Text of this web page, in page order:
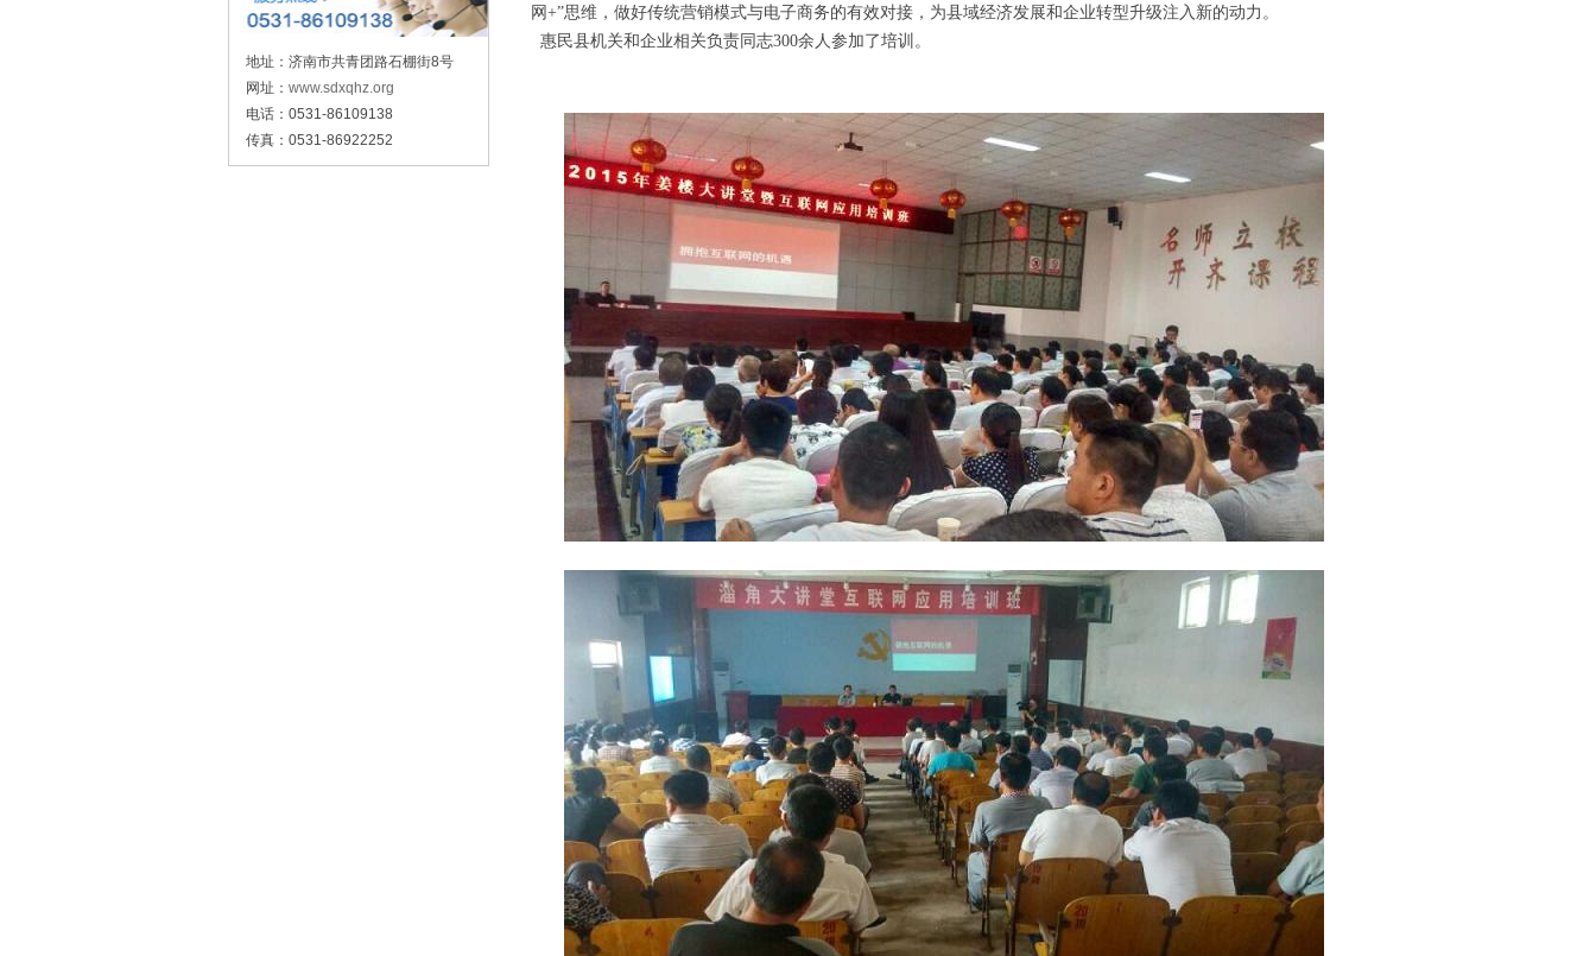
地址：济南市共青团路石棚街8号
网址： www.sdxqhz.org
电话：0531-86109138
传真：0531-86922252
网+”思维，做好传统营销模式与电子商务的有效对接，为县域经济发展和企业转型升级注入新的动力。
惠民县机关和企业相关负责同志300余人参加了培训。